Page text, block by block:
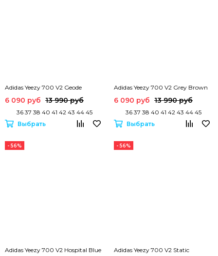
Adidas Yeezy 700 V2 Geode
6 090 руб 13 990 руб
36 37 38 40 41 42 43 44 45
Выбрать
Adidas Yeezy 700 V2 Grey Brown
6 090 руб 13 990 руб
36 37 38 40 41 42 43 44 45
Выбрать
- 56%
Adidas Yeezy 700 V2 Hospital Blue
- 56%
Adidas Yeezy 700 V2 Static